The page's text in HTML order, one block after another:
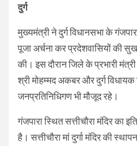
दुर्ग
मुख्यमंत्री ने दुर्ग विधानसभा के
पूजा अर्चना कर प्रदेशवासियों की
की। इस दौरान जिले के प्रभारी
श्री मोहम्मद अकबर और दुर्ग
जनप्रतिनिधिगण भी मौजूद रहे।
गंजपारा स्थित सत्तीचौरा मंदिर का
है। सत्तीचौरा मां दुर्गा मंदिर की